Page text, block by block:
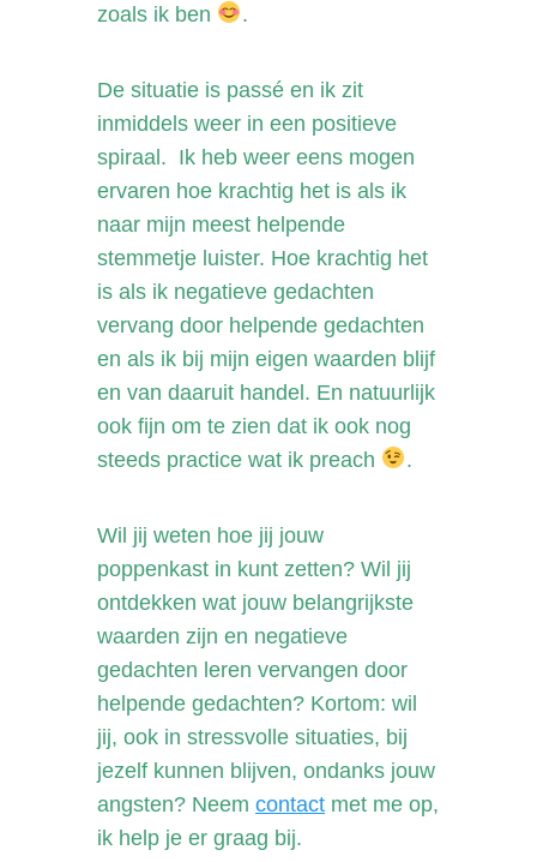
zoals ik ben
.
De situatie is passé en ik zit
inmiddels weer in een positieve
spiraal. Ik heb weer eens mogen
ervaren hoe krachtig het is als ik
naar mijn meest helpende
stemmetje luister. Hoe krachtig het
is als ik negatieve gedachten
vervang door helpende gedachten
en als ik bij mijn eigen waarden blijf
en van daaruit handel. En natuurlijk
ook fijn om te zien dat ik ook nog
steeds practice wat ik preach
.
Wil jij weten hoe jij jouw
poppenkast in kunt zetten? Wil jij
ontdekken wat jouw belangrijkste
waarden zijn en negatieve
gedachten leren vervangen door
helpende gedachten? Kortom: wil
jij, ook in stressvolle situaties, bij
jezelf kunnen blijven, ondanks jouw
angsten? Neem contact met me op,
ik help je er graag bij.